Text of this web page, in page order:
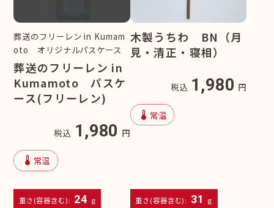
葬送のフリーレン in Kumam
oto オリジナルパスケース
葬送のフリーレン in
Kumamoto パスケ
ース(フリーレン)
税込 1,980 円
device_thermostat 常温
重さ(容器含む): 24 g
木製うちわ BN（月
見・清正・寝相）
税込 1,980 円
device_thermostat 常温
重さ(容器含む): 31 g